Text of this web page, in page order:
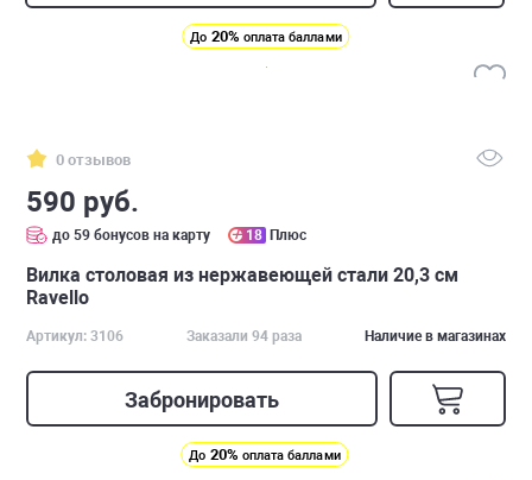
До 20% оплата баллами
0 отзывов
590 руб.
до 59 бонусов на карту 18 Плюс
Вилка столовая из нержавеющей стали 20,3 см
Ravello
Артикул: 3106 Заказали 94 раза Наличие в магазинах
Забронировать
До 20% оплата баллами